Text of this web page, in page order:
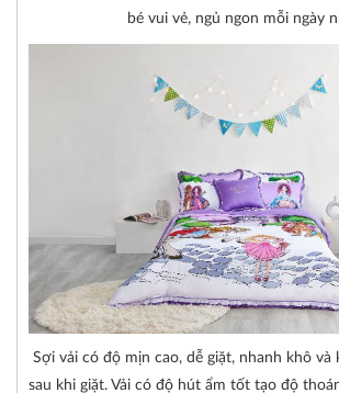
bé vui vẻ, ngủ ngon mỗi ngày
Sợi vải có độ mịn cao, dễ giặt, nhanh khô và
sau khi giặt. Vải có độ hút ẩm tốt tạo độ